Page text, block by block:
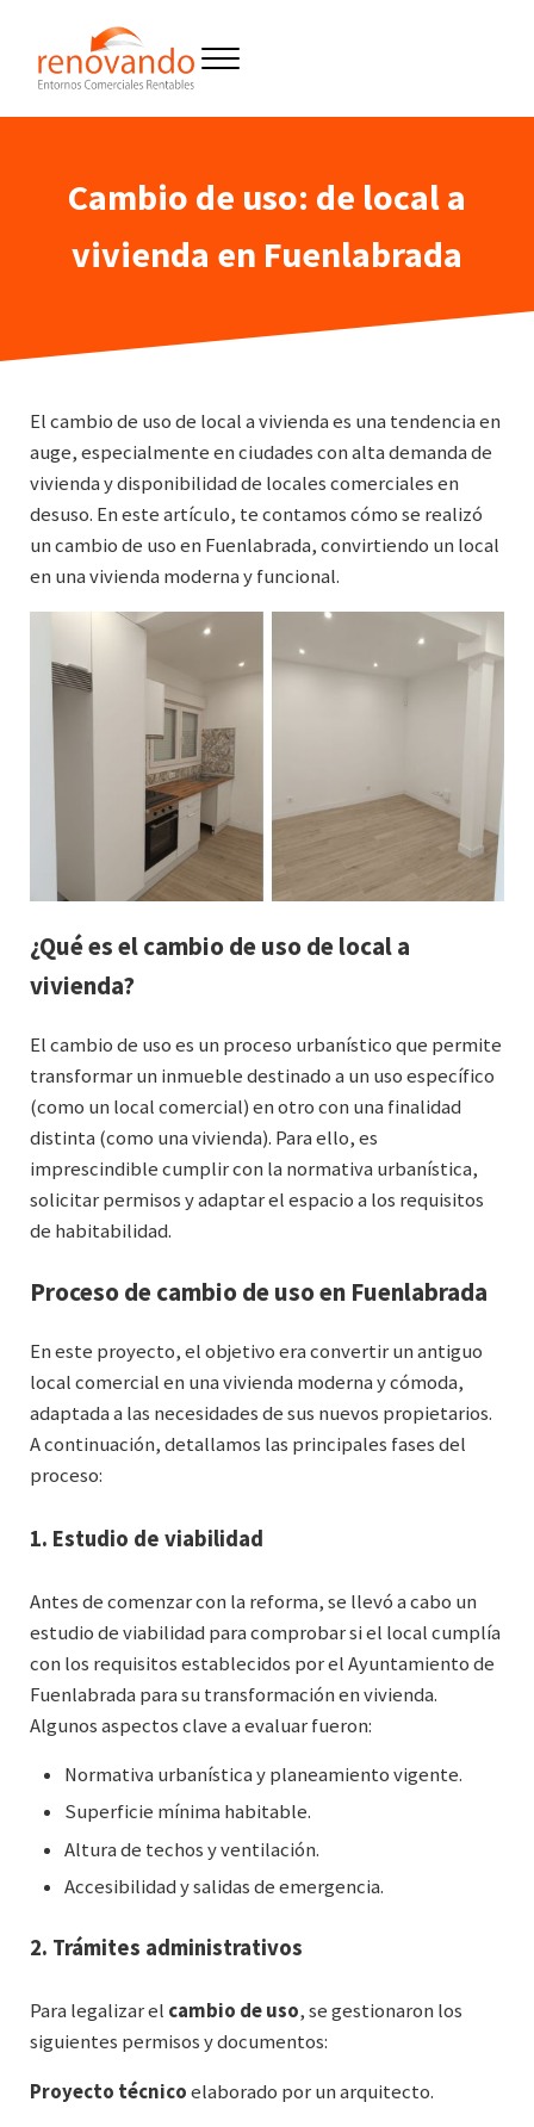
Renovando entornos
Menu
Cambio de uso: de local a
vivienda en Fuenlabrada
El cambio de uso de local a vivienda es una tendencia en
auge, especialmente en ciudades con alta demanda de
vivienda y disponibilidad de locales comerciales en
desuso. En este artículo, te contamos cómo se realizó
un cambio de uso en Fuenlabrada, convirtiendo un local
en una vivienda moderna y funcional.
¿Qué es el cambio de uso de local a
vivienda?
El cambio de uso es un proceso urbanístico que permite
transformar un inmueble destinado a un uso específico
(como un local comercial) en otro con una finalidad
distinta (como una vivienda). Para ello, es
imprescindible cumplir con la normativa urbanística,
solicitar permisos y adaptar el espacio a los requisitos
de habitabilidad.
Proceso de cambio de uso en Fuenlabrada
En este proyecto, el objetivo era convertir un antiguo
local comercial en una vivienda moderna y cómoda,
adaptada a las necesidades de sus nuevos propietarios.
A continuación, detallamos las principales fases del
proceso:
1. Estudio de viabilidad
Antes de comenzar con la reforma, se llevó a cabo un
estudio de viabilidad para comprobar si el local cumplía
con los requisitos establecidos por el Ayuntamiento de
Fuenlabrada para su transformación en vivienda.
Algunos aspectos clave a evaluar fueron:
Normativa urbanística y planeamiento vigente.
Superficie mínima habitable.
Altura de techos y ventilación.
Accesibilidad y salidas de emergencia.
2. Trámites administrativos
Para legalizar el cambio de uso, se gestionaron los
siguientes permisos y documentos:
Proyecto técnicoelaborado por un arquitecto.